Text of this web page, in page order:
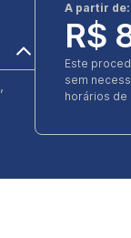
A partir de:
R$
Este
sem
horários de